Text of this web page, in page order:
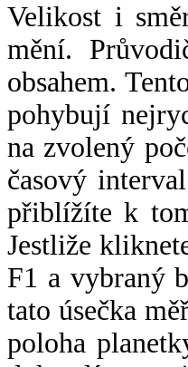
Velikost i
mění.
obsahem.
pohybují
na zvolený
časový
přiblížíte k
Jestliže
F1 a vybraný
tato úsečka
poloha